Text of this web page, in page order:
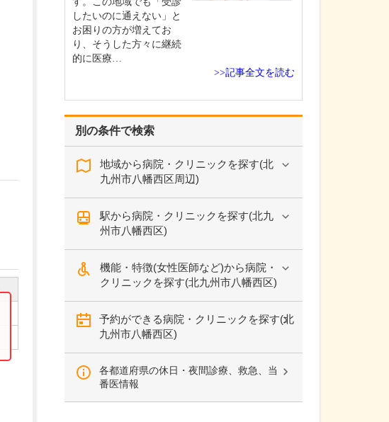
別の条件で検索
地域から病院・クリニックを探す(北
九州市八幡西区周辺)
駅から病院・クリニックを探す(北九
州市八幡西区)
機能・特徴(女性医師など)から病院・
クリニックを探す(北九州市八幡西区)
予約ができる病院・クリニックを探す(北
九州市八幡西区)
各都道府県の休日・夜間診療、救急、当
番医情報
したいのに通えない」と
お困りの方が増えてお
り、そうした方々に継続
的に医療…
>>記事全文を読む